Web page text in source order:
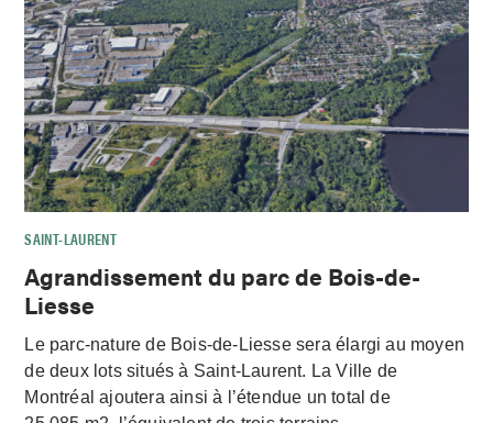
SAINT-LAURENT
Agrandissement du parc de Bois-de-
Liesse
Le parc-nature de Bois-de-Liesse sera élargi au moyen
de deux lots situés à Saint-Laurent. La Ville de
Montréal ajoutera ainsi à l’étendue un total de